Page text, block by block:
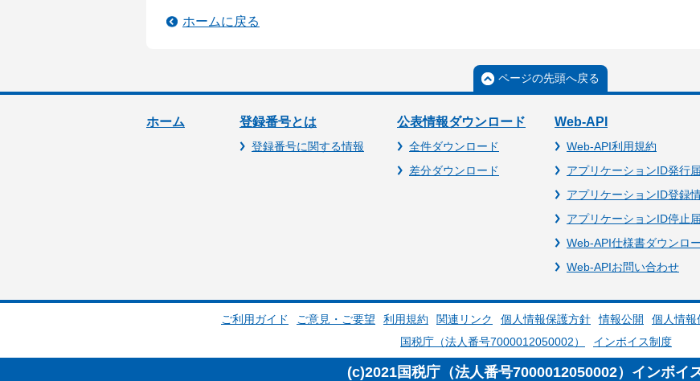
ホームに戻る
ページの先頭へ戻る
ホーム 登録番号とは
登録番号に関する情報
公表情報ダウンロード
全件ダウンロード
差分ダウンロード
Web-API
Web-API利用規約
アプリケーションID発行
アプリケーションID登録
アプリケーションID停止
Web-API仕様書ダウンロ
Web-APIお問い合わせ
ご利用ガイド ご意見・ご要望 利用規約 関連リンク 個人情報保護方針 情報公開 個人情報
国税庁（法人番号7000012050002）
インボイス制度
(c)2021国税庁（法人番号7000012050002）インボイ